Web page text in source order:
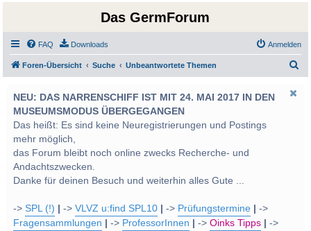
Das GermForum
FAQ Downloads Anmelden
Foren-Übersicht Suche Unbeantwortete Themen
NEU: DAS NARRENSCHIFF IST MIT 24. MAI 2017 IN DEN
MUSEUMSMODUS ÜBERGEGANGEN
Das heißt: Es sind keine Neuregistrierungen und Postings
mehr möglich,
das Forum bleibt noch online zwecks Recherche- und
Andachtszwecken.
Danke für deinen Besuch und weiterhin alles Gute ...
->SPL (!) ->VLVZ u:find SPL10 -> Prüfungstermine
->
Fragensammlungen
-> ProfessorInnen ->Oinks Tipps
->